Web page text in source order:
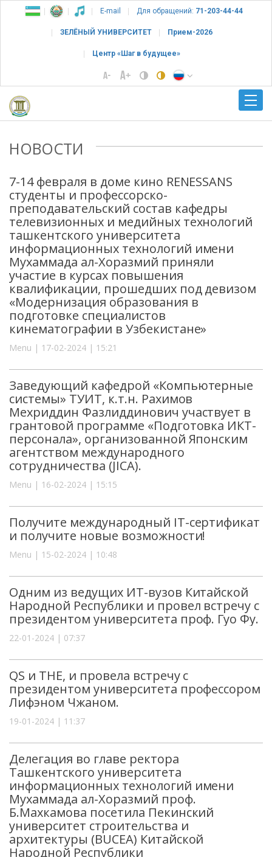
E-mail Для обращений: 71-203-44-44
ЗЕЛЁНЫЙ УНИВЕРСИТЕТ Прием-2026
Центр «Шаг в будущее»
НОВОСТИ
7-14 февраля в доме кино RENESSANS
студенты и профессорско-
преподавательский состав кафедры
телевизионных и медийных технологий
ташкентского университета
информационных технологий имени
Мухаммада ал-Хоразмий приняли
участие в курсах повышения
квалификации, прошедших под девизом
«Модернизация образования в
подготовке специалистов
кинематографии в Узбекистане»
Menu | 17-02-2024 | 15:21
Заведующий кафедрой «Компьютерные
системы» ТУИТ, к.т.н. Рахимов
Мехриддин Фазлиддинович участвует в
грантовой программе «Подготовка ИКТ-
персонала», организованной Японским
агентством международного
сотрудничества (JICA).
Menu | 16-02-2024 | 15:15
Получите международный IT-сертификат
и получите новые возможности!
Menu | 15-02-2024 | 10:48
Одним из ведущих ИТ-вузов Китайской
Народной Республики и провел встречу с
президентом университета проф. Гуо Фу.
22-01-2024 | 07:37
QS и THE, и провела встречу с
президентом университета профессором
Лифэном Чжаном.
19-01-2024 | 11:37
Делегация во главе ректора
Ташкентского университета
информационных технологий имени
Мухаммада ал-Хоразмий проф.
Б.Махкамова посетила Пекинский
университет строительства и
архитектуры (BUCEA) Китайской
Народной Республики